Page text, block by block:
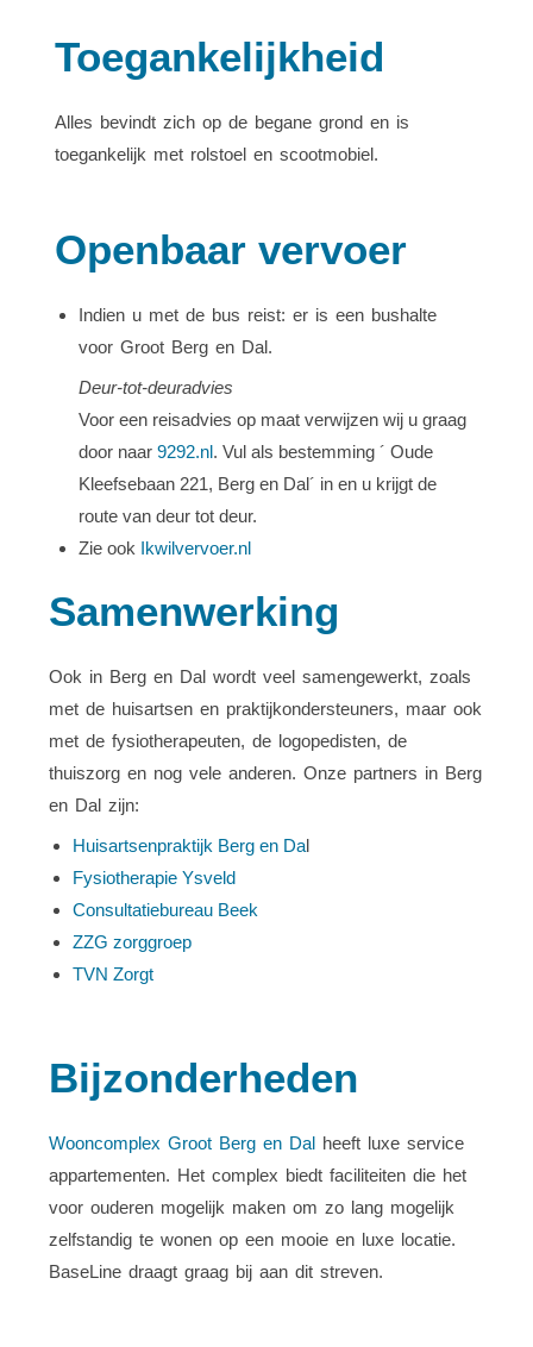
Toegankelijkheid
Alles bevindt zich op de begane grond en is
toegankelijk met rolstoel en scootmobiel.
Openbaar vervoer
Indien u met de bus reist: er is een bushalte
voor Groot Berg en Dal.
Deur-tot-deuradvies
Voor een reisadvies op maat verwijzen wij u graag
door naar9292.nl. Vul als bestemming ´ Oude
Kleefsebaan 221, Berg en Dal´ in en u krijgt de
route van deur tot deur.
Zie ook Ikwilvervoer.nl
Samenwerking
Ook in Berg en Dal wordt veel samengewerkt, zoals
met de huisartsen en praktijkondersteuners, maar ook
met de fysiotherapeuten, de logopedisten, de
thuiszorg en nog vele anderen. Onze partners in Berg
en Dal zijn:
Huisartsenpraktijk Berg en Dal
Fysiotherapie Ysveld
Consultatiebureau Beek
ZZG zorggroep
TVN Zorgt
Bijzonderheden
Wooncomplex Groot Berg en Dal heeft luxe service
appartementen. Het complex biedt faciliteiten die het
voor ouderen mogelijk maken om zo lang mogelijk
zelfstandig te wonen op een mooie en luxe locatie.
BaseLine draagt graag bij aan dit streven.